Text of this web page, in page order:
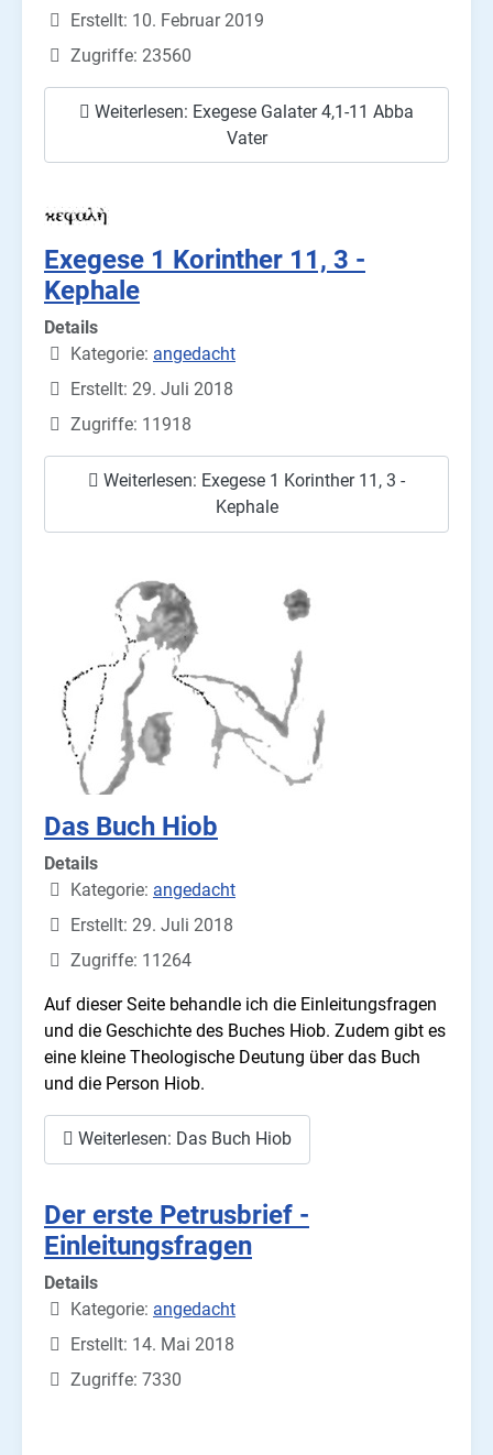
Erstellt: 10. Februar 2019
Zugriffe: 23560
Weiterlesen: Exegese Galater 4,1-11 Abba
Vater
Exegese 1 Korinther 11, 3 -
Kephale
Details
Kategorie: angedacht
Erstellt: 29. Juli 2018
Zugriffe: 11918
Weiterlesen: Exegese 1 Korinther 11, 3 -
Kephale
Das Buch Hiob
Details
Kategorie: angedacht
Erstellt: 29. Juli 2018
Zugriffe: 11264
Auf dieser Seite behandle ich die Einleitungsfragen
und die Geschichte des Buches Hiob. Zudem gibt es
eine kleine Theologische Deutung über das Buch
und die Person Hiob.
Weiterlesen: Das Buch Hiob
Der erste Petrusbrief -
Einleitungsfragen
Details
Kategorie: angedacht
Erstellt: 14. Mai 2018
Zugriffe: 7330